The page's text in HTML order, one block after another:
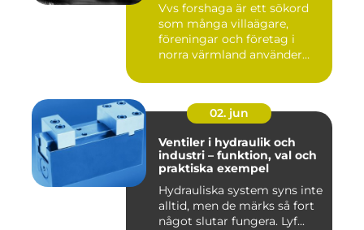
Vvs forshaga är ett sökord
som många villaägare,
föreningar och företag i
norra värmland använder
02. jun
Ventiler i hydraulik och
industri – funktion, val och
praktiska exempel
Hydrauliska system syns inte
alltid, men de märks så fort
något slutar fungera. Lyf...